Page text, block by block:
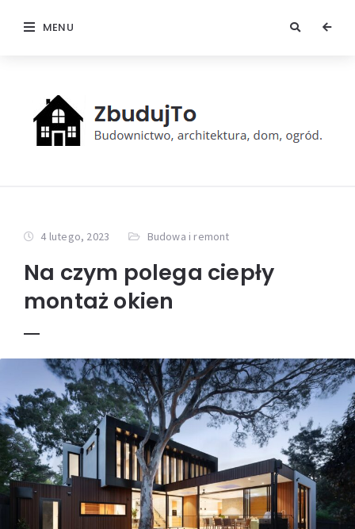
MENU
4 lutego, 2023 Budowa i remont
Na czym polega ciepły
montaż okien